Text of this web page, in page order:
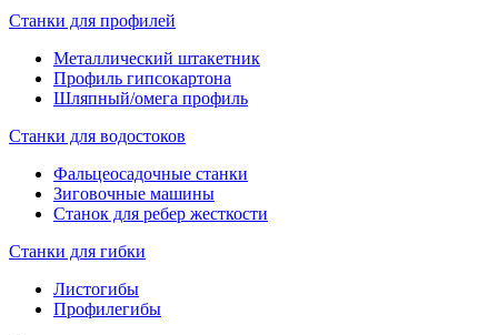
Станки для профилей
Металлический штакетник
Профиль гипсокартона
Шляпный/омега профиль
Станки для водостоков
Фальцеосадочные станки
Зиговочные машины
Станок для ребер жесткости
Станки для гибки
Листогибы
Профилегибы